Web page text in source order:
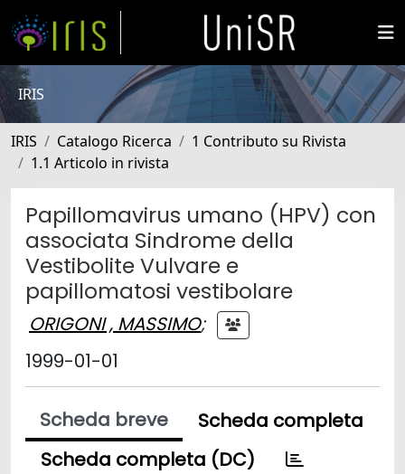
IRIS
IRIS Catalogo Ricerca
1 Contributo su Rivista
1.1 Articolo in rivista
Papillomavirus umano (HPV) con
associata Sindrome della
Vestibolite Vulvare e
papillomatosi vestibolare
ORIGONI , MASSIMO;
1999-01-01
Scheda breve
Scheda completa
Scheda completa (DC)